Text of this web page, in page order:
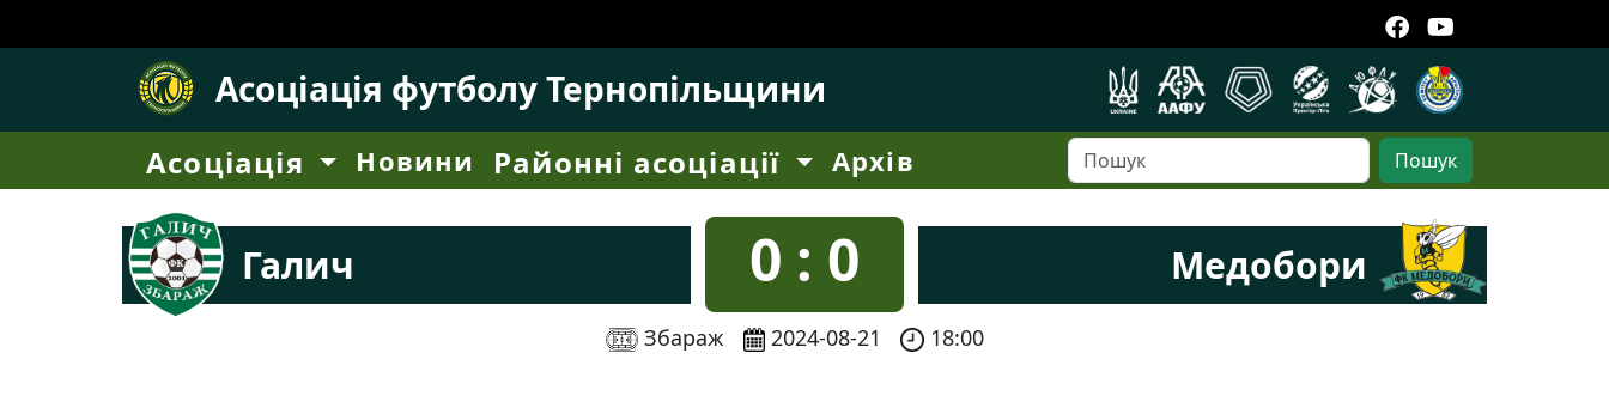
Асоціація футболу Тернопільщини
Асоціація Новини Районні асоціації Архів Пошук
Галич 0 : 0 Медобори
Збараж 2024-08-21 18:00